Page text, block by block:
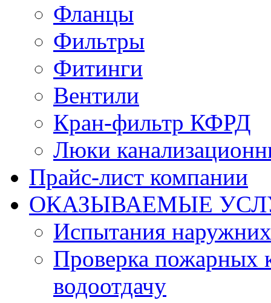
Фланцы
Фильтры
Фитинги
Вентили
Кран-фильтр КФРД
Люки
Прайс-лист компании
ОКАЗЫВАЕМЫЕ
Испытания
Проверка пожарных
водоотдачу